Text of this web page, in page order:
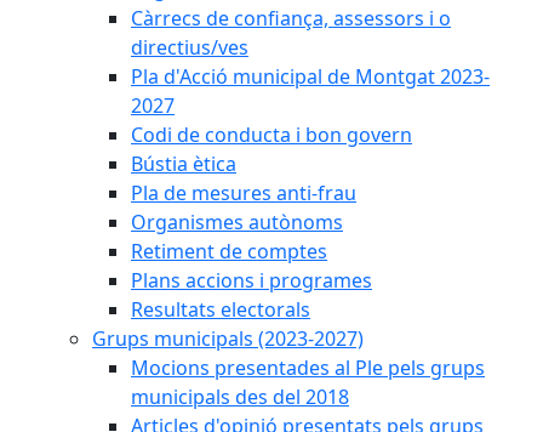
Càrrecs de confiança, assessors i o
directius/ves
Pla d'Acció municipal de Montgat 2023-
2027
Codi de conducta i bon govern
Bústia ètica
Pla de mesures anti-frau
Organismes autònoms
Retiment de comptes
Plans accions i programes
Resultats electorals
Grups municipals (2023-2027)
Mocions presentades al Ple pels grups
municipals des del 2018
Articles d'opinió presentats pels grups